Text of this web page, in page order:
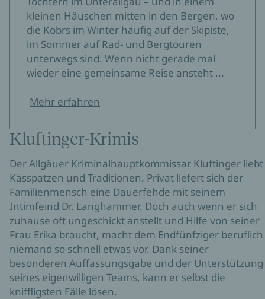
kleinen Häuschen mitten in den Bergen, wo
die Kobrs im Winter häufig auf der Skipiste,
im Sommer auf Rad- und Bergtouren
unterwegs sind. Wenn nicht gerade mal
wieder eine gemeinsame Reise ansteht ...
Mehr erfahren
Kluftinger-Krimis
Der Allgäuer Kriminalhauptkommissar Kluftinger liebt
Kässpatzen und Traditionen. Privat liefert sich der
Familienmensch eine Dauerfehde mit seinem
Intimfeind Dr. Langhammer. Doch auch wenn er sich
zuhause oft ungeschickt anstellt und Hilfe von seiner
Frau Erika braucht, macht dem Endfünfziger beruflich
niemand so schnell etwas vor. Dank seiner
besonderen Auffassungsgabe und der Unterstützung
seines eigenwilligen Teams, kann er selbst die
kniffligsten Fälle lösen.